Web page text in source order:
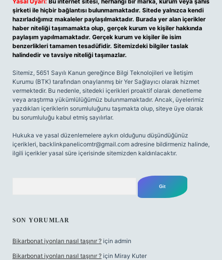
şirketi ile hiçbir bağlantısı bulunmamaktadır. Sitede yalnızca kendi
hazırladığımız makaleler paylaşılmaktadır. Burada yer alan içerikler
haber niteliği taşımamakta olup, gerçek kurum ve kişiler hakkında
paylaşım yapılmamaktadır. Gerçek kurum ve kişiler ile isim
benzerlikleri tamamen tesadüfidir. Sitemizdeki bilgiler taslak
halindedir ve tavsiye niteliği taşımazlar.
Sitemiz, 5651 Sayılı Kanun gereğince Bilgi Teknolojileri ve İletişim
Kurumu (BTK) tarafından onaylanmış bir Yer Sağlayıcı olarak hizmet
vermektedir. Bu nedenle, sitedeki içerikleri proaktif olarak denetleme
veya araştırma yükümlülüğümüz bulunmamaktadır. Ancak, üyelerimiz
yazdıkları içeriklerin sorumluluğunu taşımakta olup, siteye üye olarak
bu sorumluluğu kabul etmiş sayılırlar.
Hukuka ve yasal düzenlemelere aykırı olduğunu düşündüğünüz
içerikleri, backlinkpanelicomtr@gmail.com adresine bildirmeniz halinde,
ilgili içerikler yasal süre içerisinde sitemizden kaldırılacaktır.
SON YORUMLAR
Bikarbonat iyonları nasıl taşınır ? için admin
Bikarbonat iyonları nasıl taşınır ? için Miray Kuter